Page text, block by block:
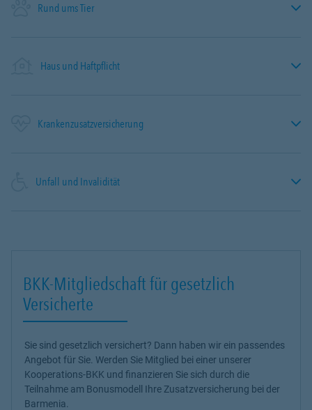
Rund ums Tier
Haus und Haftpflicht
Krankenzusatzversicherung
Unfall und Invalidität
BKK-Mitgliedschaft für gesetzlich
Versicherte
Sie sind gesetzlich versichert? Dann haben wir ein passendes
Angebot für Sie. Werden Sie Mitglied bei einer unserer
Kooperations-BKK und finanzieren Sie sich durch die
Teilnahme am Bonusmodell Ihre Zusatzversicherung bei der
Barmenia.